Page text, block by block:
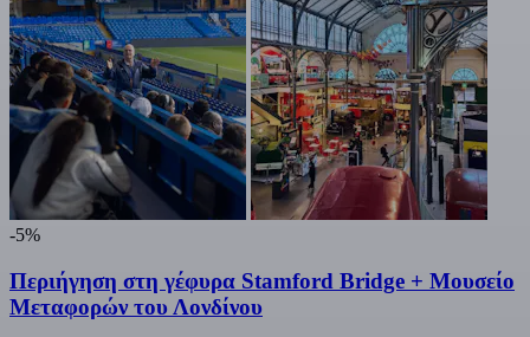
-5%
Περιήγηση στη γέφυρα Stamford Bridge + Μουσείο
Μεταφορών του Λονδίνου